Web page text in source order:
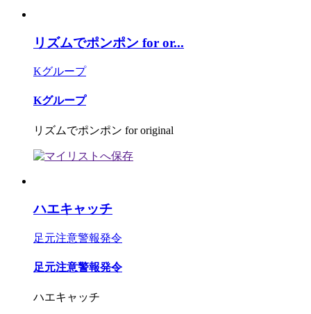
リズムでポンポン for or...
Kグループ
Kグループ
リズムでポンポン for original
ハエキャッチ
足元注意警報発令
足元注意警報発令
ハエキャッチ